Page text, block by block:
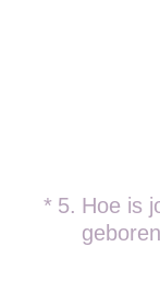
* 5. Hoe is
(Vereist.)